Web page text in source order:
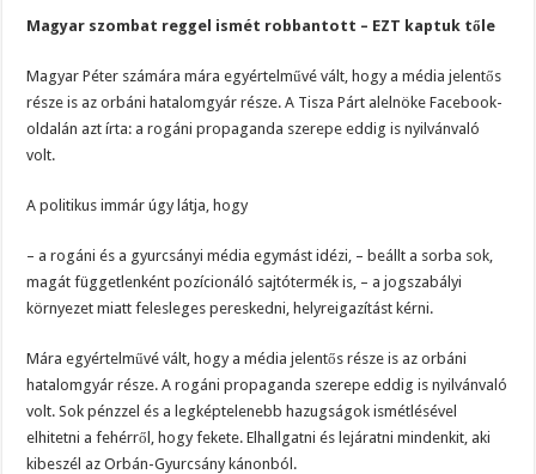
Magyar szombat reggel ismét robbantott – EZT kaptuk tőle
Magyar Péter számára mára egyértelművé vált, hogy a média jelentős
része is az orbáni hatalomgyár része. A Tisza Párt alelnöke Facebook-
oldalán azt írta: a rogáni propaganda szerepe eddig is nyilvánvaló
volt.
A politikus immár úgy látja, hogy
– a rogáni és a gyurcsányi média egymást idézi, – beállt a sorba sok,
magát függetlenként pozícionáló sajtótermék is, – a jogszabályi
környezet miatt felesleges pereskedni, helyreigazítást kérni.
Mára egyértelművé vált, hogy a média jelentős része is az orbáni
hatalomgyár része. A rogáni propaganda szerepe eddig is nyilvánvaló
volt. Sok pénzzel és a legképtelenebb hazugságok ismétlésével
elhitetni a fehérről, hogy fekete. Elhallgatni és lejáratni mindenkit, aki
kibeszél az Orbán-Gyurcsány kánonból.